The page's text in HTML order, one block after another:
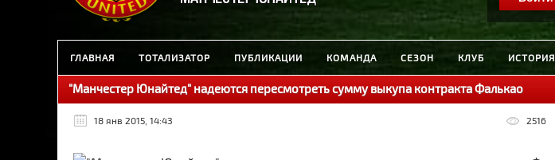
ГЛАВНАЯ ТОТАЛИЗАТОР ПУБЛИКАЦИИ КОМАНДА СЕЗОН КЛУБ ИСТОРИЯ
"Манчестер Юнайтед" надеются пересмотреть сумму выкупа контракта Фалькао
18 янв 2015, 14:43 2516